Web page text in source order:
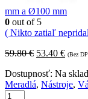
mm a Ø100 mm
0 out of 5
( Nikto zatiaľ
59.80€ 53.40 € (Bez
Dostupnosť: Na
Meradlá, Nástroje,